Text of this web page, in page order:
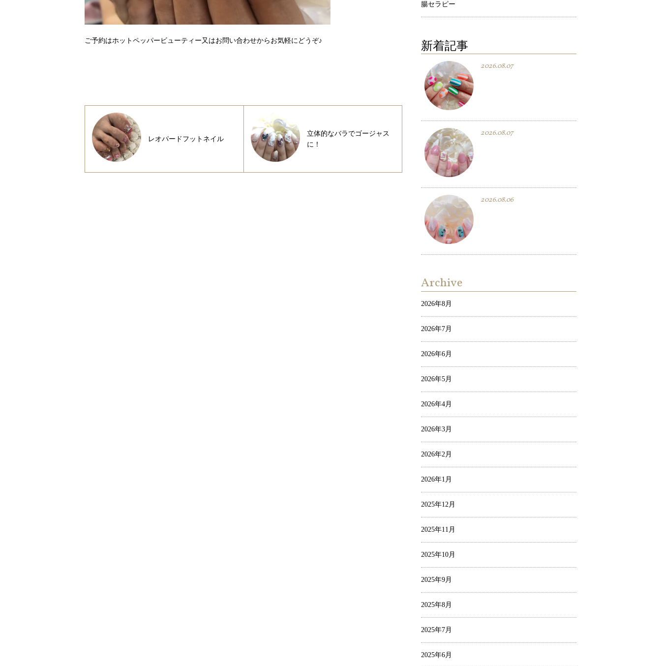
ご予約はホットペッパービューティー又はお問い合わせからお気軽にどうぞ♪
レオパードフットネイル
立体的なバラでゴージャス
に！
腸セラピー
新着記事
2026.08.07
2026.08.07
2026.08.06
Archive
2026年8月
2026年7月
2026年6月
2026年5月
2026年4月
2026年3月
2026年2月
2026年1月
2025年12月
2025年11月
2025年10月
2025年9月
2025年8月
2025年7月
2025年6月